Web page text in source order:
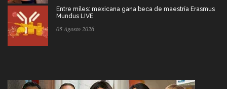
Entre miles: mexicana gana beca de maestría Erasmus
Mundus LIVE
05 Agosto 2026